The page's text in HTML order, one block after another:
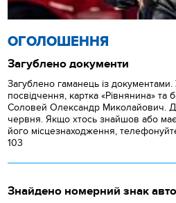
ОГОЛОШЕННЯ
Загублено документи
Загублено гаманець із
посвідчення, картка «Рівнянина» та
Соловей Олександр Миколайович.
червня. Якщо хтось знайшов або
його місцезнаходження,
103
Знайдено номерний знак